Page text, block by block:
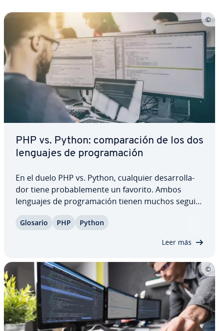
PHP vs. Python: co­m­pa­ra­ción de los dos
lenguajes de pro­gra­ma­ción
En el duelo PHP vs. Python, cualquier de­sa­rro­lla­
dor tiene pro­ba­ble­me­n­te un favorito. Ambos
lenguajes de pro­gra­ma­ción tienen muchos se­gui­
del mercado. Te ex­pli­ca­mos qué di­fe­re­n­cias y si­mi­
Glosario PHP Python
Leer más